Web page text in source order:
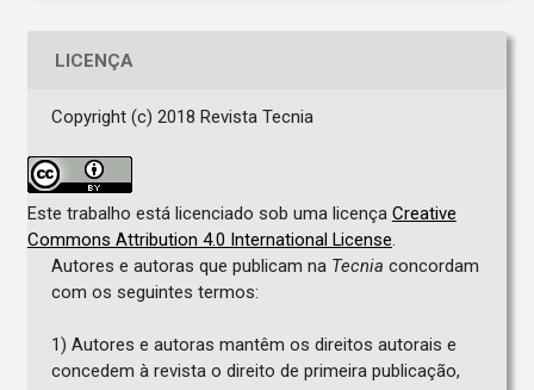
LICENÇA
Copyright (c) 2018 Revista Tecnia
Este trabalho está licenciado sob uma licença Creative
Commons Attribution 4.0 International License.
Autores e autoras que publicam na Tecnia concordam
com os seguintes termos:
1) Autores e autoras mantêm os direitos autorais e
concedem à revista o direito de primeira publicação,